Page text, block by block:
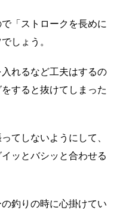
「ストロークを長めに
しょう。
れるなど工夫はするの
すると抜けてしまった
てしないようにして、
ッとバシッと合わせる
釣りの時に心掛けてい